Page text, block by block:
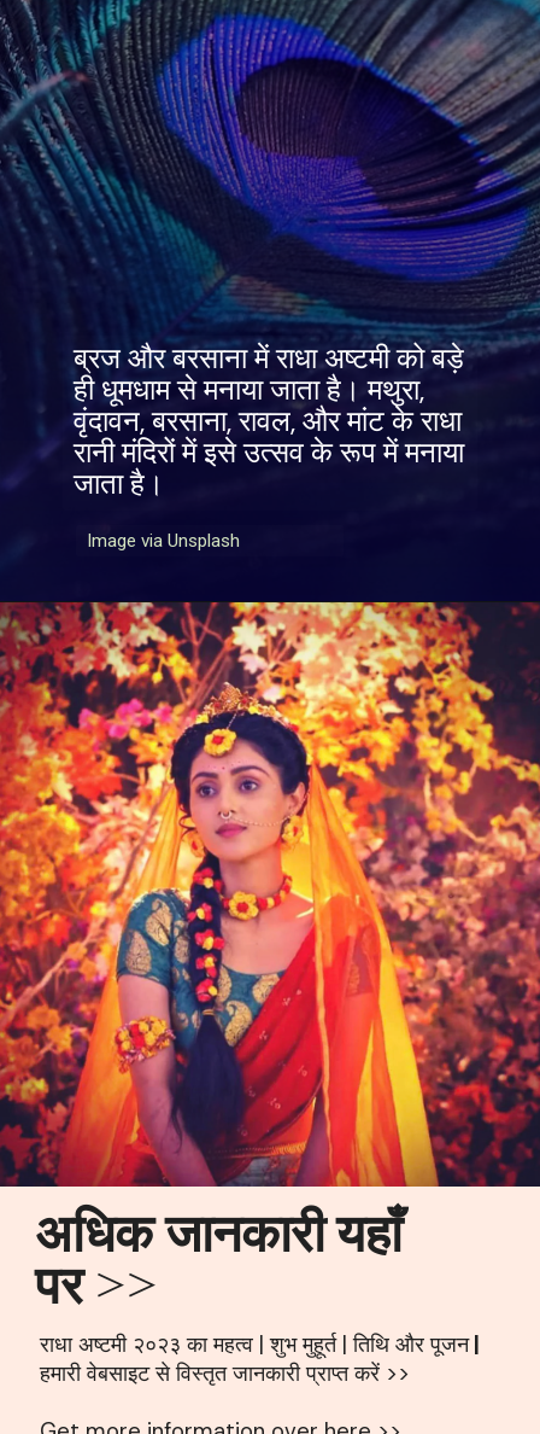
Image via Unsplash
ब्रज और बरसाना में राधा अष्टमी को बड़े
ही धूमधाम से मनाया जाता है। मथुरा,
वृंदावन, बरसाना, रावल, और मांट के राधा
रानी मंदिरों में इसे उत्सव के रूप में मनाया
जाता है।
अधिक जानकारी यहाँ
पर >>
राधा अष्टमी २०२३ का महत्व | शुभ मुहूर्त | तिथि और पूजन|
हमारी वेबसाइट से विस्तृत जानकारी प्राप्त करें >>